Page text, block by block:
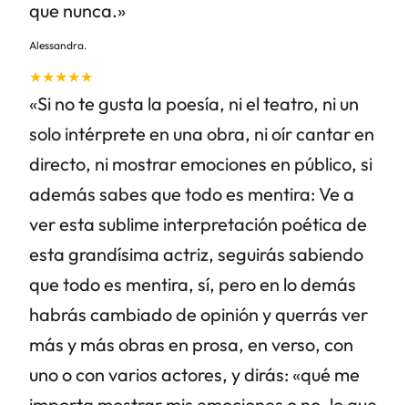
que nunca.»
Alessandra.
★★★★★
«Si no te gusta la poesía, ni el teatro, ni un
solo intérprete en una obra, ni oír cantar en
directo, ni mostrar emociones en público, si
además sabes que todo es mentira: Ve a
ver esta sublime interpretación poética de
esta grandísima actriz, seguirás sabiendo
que todo es mentira, sí, pero en lo demás
habrás cambiado de opinión y querrás ver
más y más obras en prosa, en verso, con
uno o con varios actores, y dirás: «qué me